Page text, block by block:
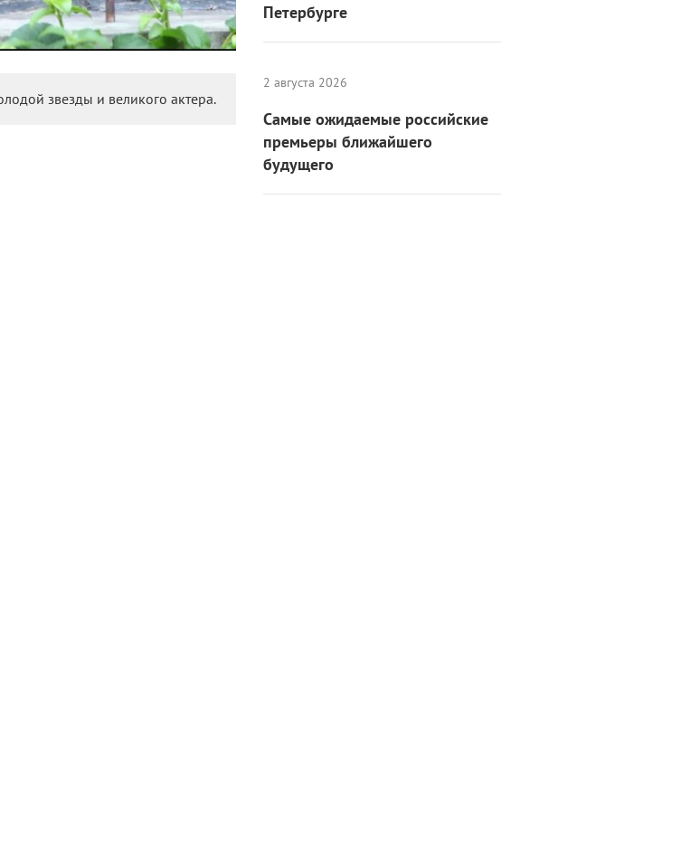
звезды и великого актера.
Петербурге
2 августа 2026
Самые ожидаемые российские
премьеры ближайшего
будущего